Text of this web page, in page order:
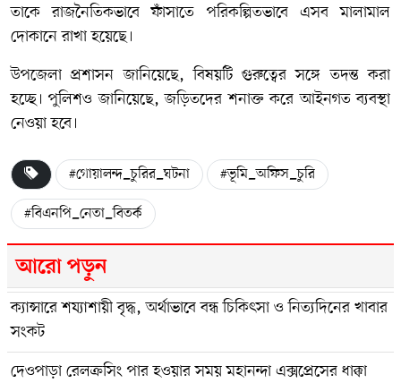
তাকে রাজনৈতিকভাবে ফাঁসাতে পরিকল্পিতভাবে এসব মালামাল
দোকানে রাখা হয়েছে।
উপজেলা প্রশাসন জানিয়েছে, বিষয়টি গুরুত্বের সঙ্গে তদন্ত করা
হচ্ছে। পুলিশও জানিয়েছে, জড়িতদের শনাক্ত করে আইনগত ব্যবস্থা
নেওয়া হবে।
#গোয়ালন্দ_চুরির_ঘটনা
#ভূমি_অফিস_চুরি
#বিএনপি_নেতা_বিতর্ক
আরো পড়ুন
ক্যান্সারে শয্যাশায়ী বৃদ্ধ, অর্থাভাবে বন্ধ চিকিৎসা ও নিত্যদিনের খাবার
সংকট
দেওপাড়া রেলক্রসিং পার হওয়ার সময় মহানন্দা এক্সপ্রেসের ধাক্কা